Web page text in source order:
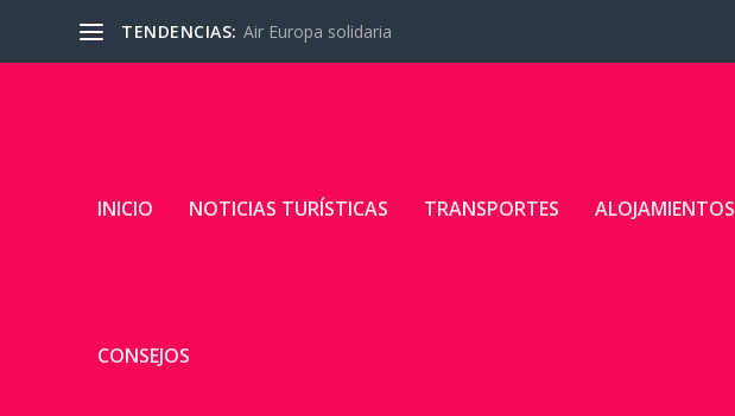
TENDENCIAS: Air Europa solidaria
INICIO NOTICIAS TURÍSTICAS TRANSPORTES ALOJAMIENTOS
CONSEJOS